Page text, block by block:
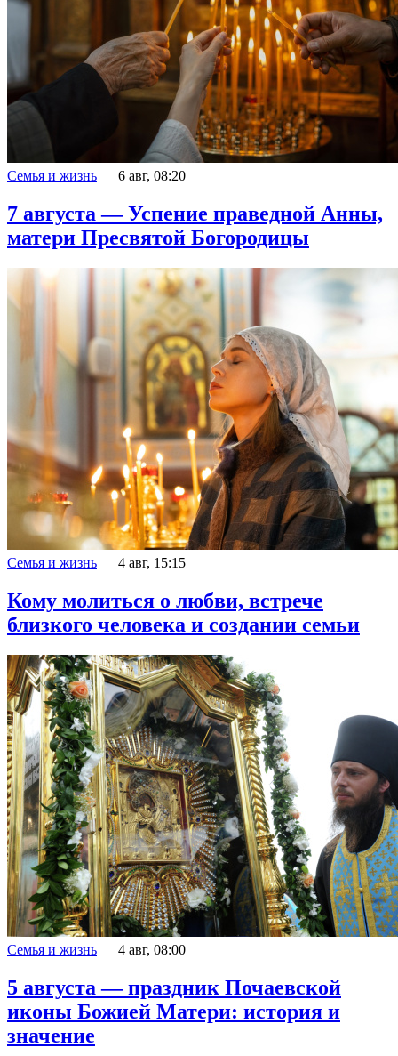
Семья и жизнь 6 авг, 08:20
7 августа — Успение праведной Анны,
матери Пресвятой Богородицы
Семья и жизнь 4 авг, 15:15
Кому молиться о любви, встрече
близкого человека и создании семьи
Семья и жизнь 4 авг, 08:00
5 августа — праздник Почаевской
иконы Божией Матери: история и
значение